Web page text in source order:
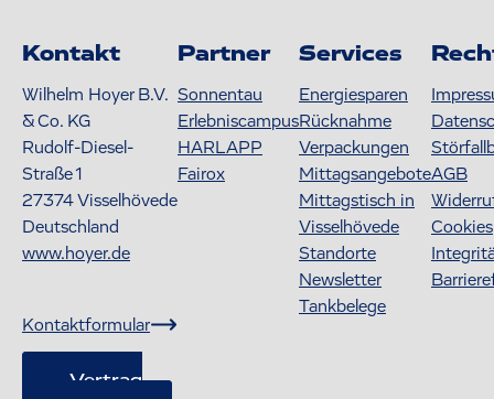
Kontakt
Wilhelm Hoyer B.V.
& Co. KG
Rudolf-Diesel-
Straße 1
27374Visselhövede
Deutschland
www.hoyer.de
Kontaktformular
Vertrag
Partner
Sonnentau
Erlebniscampus
HARLAPP
Fairox
Services
Energiesparen
Rücknahme
Verpackungen
Mittagsangebote
Mittagstisch in
Visselhövede
Standorte
Newsletter
Tankbelege
AGB
Cookies